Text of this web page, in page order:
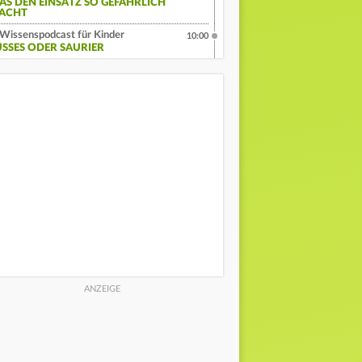
DEN EINSATZ SO GEFÄHRLICH
Wissenspodcast für Kinder
ODER SAURIER
10:00